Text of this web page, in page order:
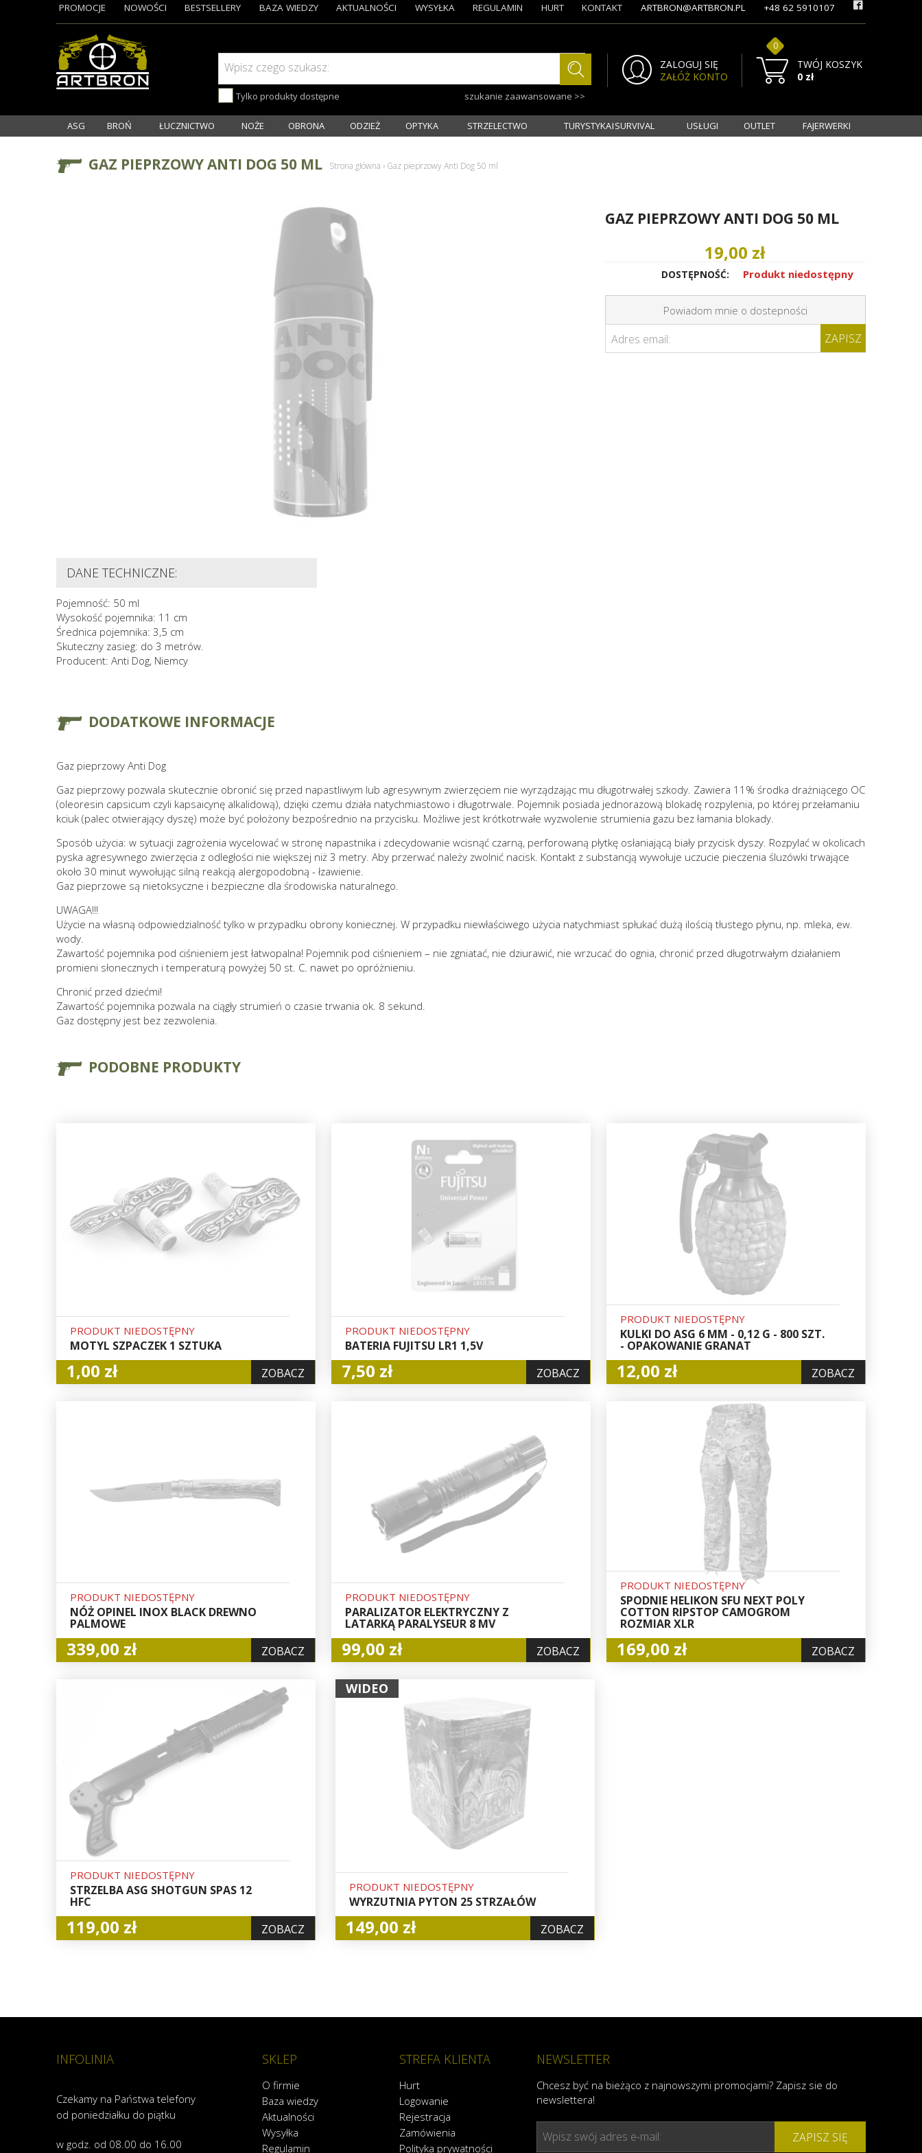
Wpisz czego szukasz:
Tylko produkty dostępne szukanie zaawansowane >>
ZALOGUJ SIĘ
ZAŁÓŻ KONTO
TWÓJ KOSZYK
0
0 zł
PROMOCJE NOWOŚCI BESTSELLERY BAZA WIEDZY AKTUALNOŚCI WYSYŁKA REGULAMIN HURT KONTAKT ARTBRON@ARTBRON.PL +48 62 5910107
ASG BROŃ ŁUCZNICTWO NOŻE OBRONA ODZIEŻ OPTYKA STRZELECTWO TURYSTYKA I SURVIVAL USŁUGI OUTLET FAJERWERKI
GAZ PIEPRZOWY ANTI DOG 50 ML Strona główna › Gaz pieprzowy Anti Dog 50 ml
GAZ PIEPRZOWY ANTI DOG 50 ML
19,00 zł
DOSTĘPNOŚĆ: Produkt niedostępny
Powiadom mnie o dostepności
Adres email: ZAPISZ
DANE TECHNICZNE:
Pojemność: 50 ml
Wysokość pojemnika: 11 cm
Średnica pojemnika: 3,5 cm
Skuteczny zasieg: do 3 metrów.
Producent: Anti Dog, Niemcy
DODATKOWE INFORMACJE
Gaz pieprzowy Anti Dog
Gaz pieprzowy pozwala skutecznie obronić się przed napastliwym lub agresywnym zwierzęciem nie wyrządzając mu długotrwałej szkody. Zawiera 11% środka drażniącego OC
(oleoresin capsicum czyli kapsaicynę alkalidową), dzięki czemu działa natychmiastowo i długotrwale. Pojemnik posiada jednorazową blokadę rozpylenia, po której przełamaniu
kciuk (palec otwierający dyszę) może być położony bezpośrednio na przycisku. Możliwe jest krótkotrwałe wyzwolenie strumienia gazu bez łamania blokady.
Sposób użycia: w sytuacji zagrożenia wycelować w stronę napastnika i zdecydowanie wcisnąć czarną, perforowaną płytkę osłaniającą biały przycisk dyszy. Rozpylać w okolicach
pyska agresywnego zwierzęcia z odległości nie większej niż 3 metry. Aby przerwać należy zwolnić nacisk. Kontakt z substancją wywołuje uczucie pieczenia śluzówki trwające
około 30 minut wywołując silną reakcją alergopodobną - łzawienie.
Gaz pieprzowe są nietoksyczne i bezpieczne dla środowiska naturalnego.
UWAGA!!!
Użycie na własną odpowiedzialność tylko w przypadku obrony koniecznej. W przypadku niewłaściwego użycia natychmiast spłukać dużą ilością tłustego płynu, np. mleka, ew.
wody.
Zawartość pojemnika pod ciśnieniem jest łatwopalna! Pojemnik pod ciśnieniem – nie zgniatać, nie dziurawić, nie wrzucać do ognia, chronić przed długotrwałym działaniem
promieni słonecznych i temperaturą powyżej 50 st. C. nawet po opróżnieniu.
Chronić przed dziećmi!
Zawartość pojemnika pozwala na ciągły strumień o czasie trwania ok. 8 sekund.
Gaz dostępny jest bez zezwolenia.
PODOBNE PRODUKTY
PRODUKT NIEDOSTĘPNY
MOTYL SZPACZEK 1 SZTUKA
1,00 zł ZOBACZ
PRODUKT NIEDOSTĘPNY
BATERIA FUJITSU LR1 1,5V
7,50 zł ZOBACZ
PRODUKT NIEDOSTĘPNY
KULKI DO ASG 6 MM - 0,12 G - 800 SZT.
- OPAKOWANIE GRANAT
12,00 zł ZOBACZ
PRODUKT NIEDOSTĘPNY
NÓŻ OPINEL INOX BLACK DREWNO
PALMOWE
339,00 zł ZOBACZ
PRODUKT NIEDOSTĘPNY
PARALIZATOR ELEKTRYCZNY Z
LATARKĄ PARALYSEUR 8 MV
99,00 zł ZOBACZ
PRODUKT NIEDOSTĘPNY
SPODNIE HELIKON SFU NEXT POLY
COTTON RIPSTOP CAMOGROM
ROZMIAR XLR
169,00 zł ZOBACZ
PRODUKT NIEDOSTĘPNY
STRZELBA ASG SHOTGUN SPAS 12
HFC
119,00 zł ZOBACZ
WIDEO
PRODUKT NIEDOSTĘPNY
WYRZUTNIA PYTON 25 STRZAŁÓW
149,00 zł ZOBACZ
INFOLINIA
Czekamy na Państwa telefony
od poniedziałku do piątku
w godz. od 08.00 do 16.00
SKLEP
O firmie
Baza wiedzy
Aktualności
Wysyłka
Regulamin
STREFA KLIENTA
Hurt
Logowanie
Rejestracja
Zamówienia
Polityka prywatności
NEWSLETTER
Chcesz być na bieżąco z najnowszymi promocjami? Zapisz sie do
newslettera!
Wpisz swój adres e-mail: ZAPISZ SIĘ